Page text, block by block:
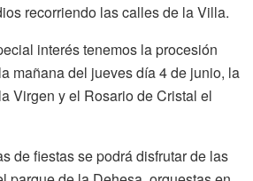
recorriendo las calles de la Villa.
interés tenemos la procesión
mañana del jueves día 4 de junio, la
Virgen y el Rosario de Cristal el
de fiestas se podrá disfrutar de las